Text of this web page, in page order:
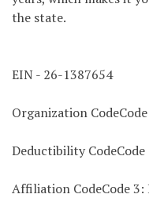
the state.
EIN - 26-1387654
Organization
Deductibility
Affiliation CodeCode